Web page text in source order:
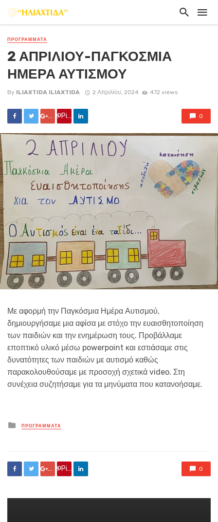
ΠΡΟΓΡΑΜΜΑΤΑ
2 ΑΠΡΙΛΙΟΥ-ΠΑΓΚΟΣΜΙΑ
ΗΜΕΡΑ ΑΥΤΙΣΜΟΥ
By ILIAXTIDA ILIAXTIDA 2 Απριλίου, 2024 472 views
Google +
Pin it 0
Με αφορμή την Παγκόσμια Ημέρα Αυτισμού,
δημιουργήσαμε μια αφίσα με στόχο την ευαισθητοποίηση
των παιδιών και την ενημέρωση τους. Προβάλλαμε
εποπτικό υλικό μέσω powerpoint και εστιάσαμε στις
δυνατότητες των παιδιών με αυτισμό καθώς
παρακολουθούσαμε με προσοχή σχετικά video. Στη
συνέχεια συζητήσαμε για τα μηνύματα που κατανοήσαμε.
Posted
in
ΠΡΟΓΡΑΜΜΑΤΑ
Google +
Pin it 0